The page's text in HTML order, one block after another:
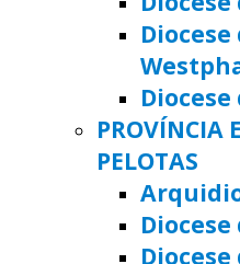
PROVÍNCIA
PELOTAS
Diocese
Diocese